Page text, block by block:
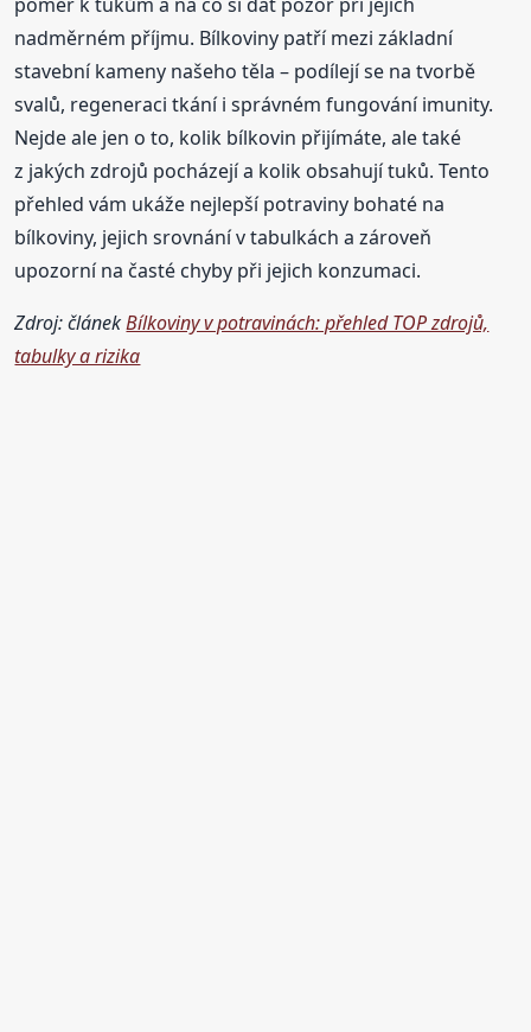
poměr k tukům a na co si dát pozor při jejich
nadměrném příjmu. Bílkoviny patří mezi základní
stavební kameny našeho těla – podílejí se na tvorbě
svalů, regeneraci tkání i správném fungování imunity.
Nejde ale jen o to, kolik bílkovin přijímáte, ale také
z jakých zdrojů pocházejí a kolik obsahují tuků. Tento
přehled vám ukáže nejlepší potraviny bohaté na
bílkoviny, jejich srovnání v tabulkách a zároveň
upozorní na časté chyby při jejich konzumaci.
Zdroj: článekBílkoviny v potravinách: přehled TOP zdrojů,
tabulky a rizika